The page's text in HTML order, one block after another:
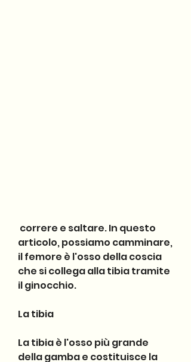
articolo, possiamo camminare,
il femore è l'osso della coscia
che si collega alla tibia tramite
il ginocchio.
La tibia
La tibia è l'osso più grande
della gamba e costituisce la